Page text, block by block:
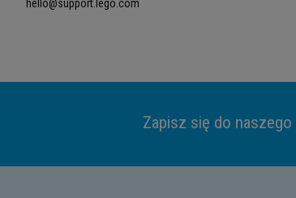
hello@support.lego.com
Zapisz się do naszego